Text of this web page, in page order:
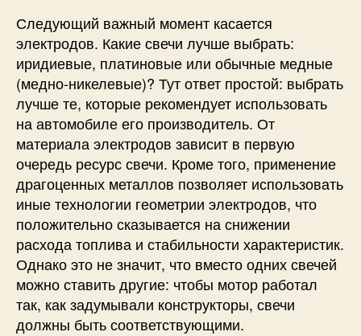
Следующий важный момент касается
электродов. Какие свечи лучше выбрать:
иридиевые, платиновые или обычные медные
(медно-никелевые)? Тут ответ простой: выбрать
лучше те, которые рекомендует использовать
на автомобиле его производитель. От
материала электродов зависит в первую
очередь ресурс свечи. Кроме того, применение
драгоценных металлов позволяет использовать
иные технологии геометрии электродов, что
положительно сказывается на снижении
расхода топлива и стабильности характеристик.
Однако это не значит, что вместо одних свечей
можно ставить другие: чтобы мотор работал
так, как задумывали конструкторы, свечи
должны быть соответствующими.